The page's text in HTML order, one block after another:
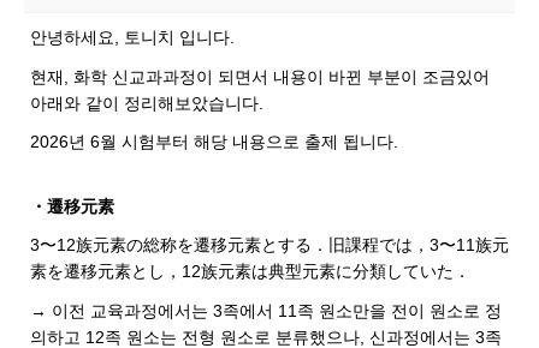
안녕하세요, 토니치 입니다.
현재, 화학 신교과과정이 되면서 내용이 바뀐 부분이 조금있어
아래와 같이 정리해보았습니다.
2026년 6월 시험부터 해당 내용으로 출제 됩니다.
・遷移元素
3〜12族元素の総称を遷移元素とする．旧課程では，3〜11族元
素を遷移元素とし，12族元素は典型元素に分類していた．
→ 이전 교육과정에서는 3족에서 11족 원소만을 전이 원소로 정
의하고 12족 원소는 전형 원소로 분류했으나, 신과정에서는 3족